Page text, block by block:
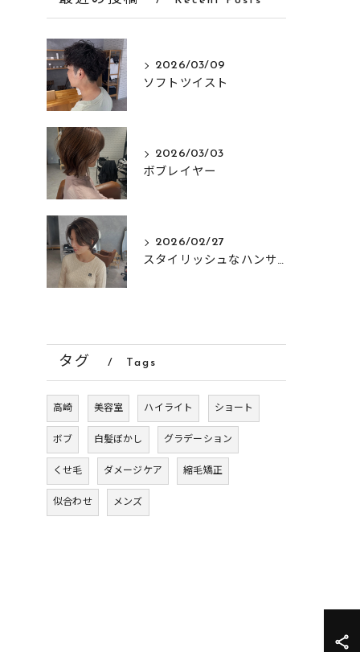
2026/03/09
ソフトツイスト
2026/03/03
ボブレイヤー
2026/02/27
スタイリッシュなハンサムショート
タグ Tags
高崎 美容室 ハイライト ショート
ボブ 白髪ぼかし グラデーション
くせ毛 ダメージケア 縮毛矯正
似合わせ メンズ